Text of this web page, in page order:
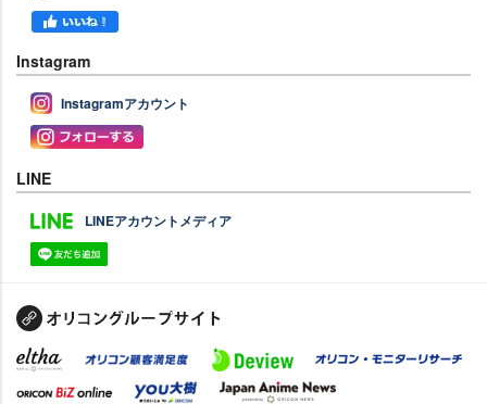
Instagram
Instagramアカウント
LINE
LINEアカウントメディア